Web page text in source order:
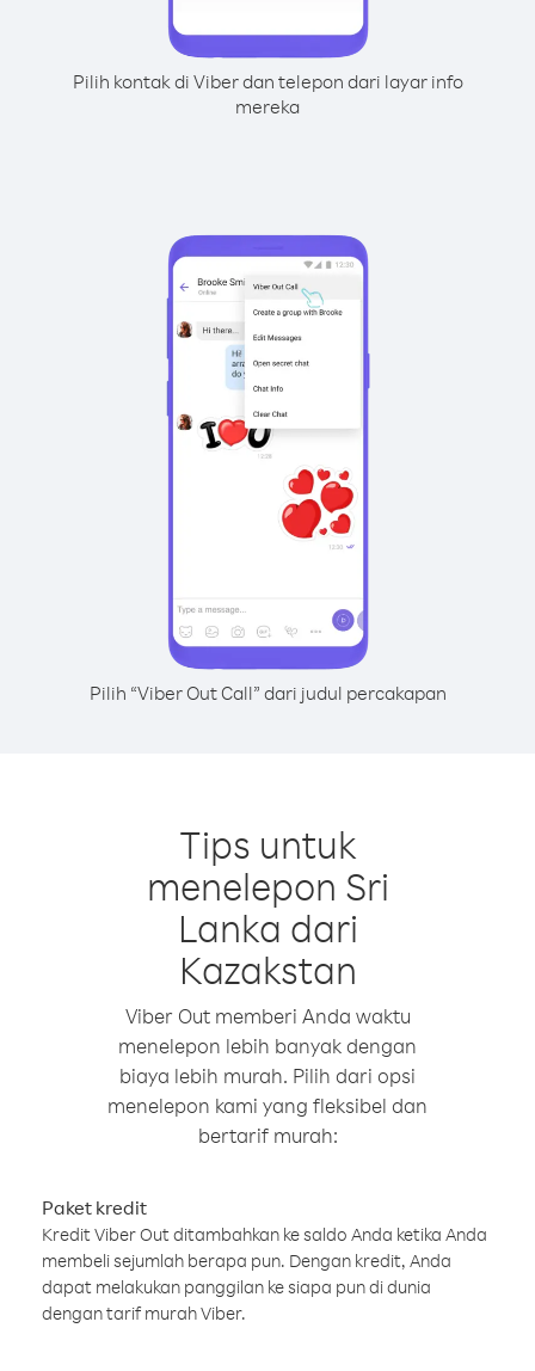
Pilih kontak di Viber dan telepon dari layar info
mereka
Pilih “Viber Out Call” dari judul percakapan
Tips untuk
menelepon Sri
Lanka dari
Kazakstan
Viber Out memberi Anda waktu
menelepon lebih banyak dengan
biaya lebih murah. Pilih dari opsi
menelepon kami yang fleksibel dan
bertarif murah:
Paket kredit
Kredit Viber Out ditambahkan ke saldo Anda ketika Anda
membeli sejumlah berapa pun. Dengan kredit, Anda
dapat melakukan panggilan ke siapa pun di dunia
dengan tarif murah Viber.